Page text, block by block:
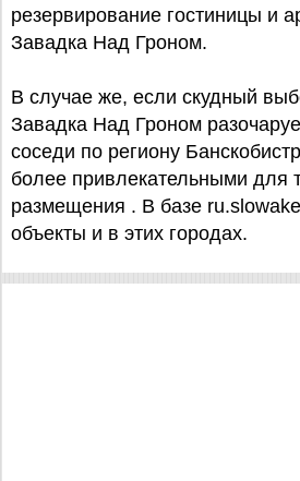
резервирование гостиницы и
Завадка Над Гроном.
В случае же, если скудный
Завадка Над Гроном
соседи по региону
более привлекательными для
размещения . В базе
объекты и в этих городах.